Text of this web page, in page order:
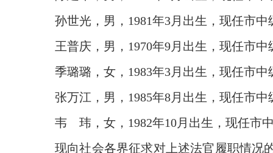
孙世光，男，1981年3月出生，现任市
王普庆，男，1970年9月出生，现任市
季璐璐，女，1983年3月出生，现任市
张万江，男，1985年8月出生，现任市
韦 玮，女，1982年10月出生，现任市
现向社会各界征求对上述法官履职情况